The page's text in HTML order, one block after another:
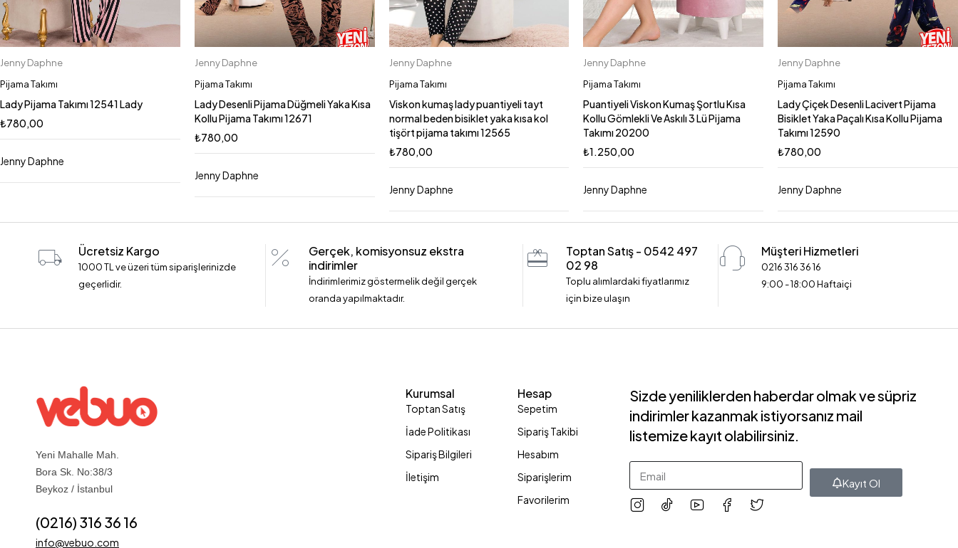
Jenny Daphne
Pijama Takımı
Lady Pijama Takımı 12541 Lady
₺780,00
Jenny Daphne
Jenny Daphne
Pijama Takımı
Lady Desenli Pijama Düğmeli Yaka Kısa
Kollu Pijama Takımı 12671
₺780,00
Jenny Daphne
Jenny Daphne
Pijama Takımı
Viskon kumaş lady puantiyeli tayt
normal beden bisiklet yaka kısa kol
tişört pijama takımı 12565
₺780,00
Jenny Daphne
Jenny Daphne
Pijama Takımı
Puantiyeli Viskon Kumaş Şortlu Kısa
Kollu Gömlekli Ve Askılı 3 Lü Pijama
Takımı 20200
₺1.250,00
Jenny Daphne
Jenny Daphne
Pijama Takımı
Lady Çiçek Desenli Lacivert Pijama
Bisiklet Yaka Paçalı Kısa Kollu Pijama
Takımı 12590
₺780,00
Jenny Daphne
Ücretsiz Kargo
1000 TL ve üzeri tüm siparişlerinizde
geçerlidir.
Gerçek, komisyonsuz ekstra
indirimler
İndirimlerimiz göstermelik değil gerçek
oranda yapılmaktadır.
Toptan Satış - 0542 497
02 98
Toplu alımlardaki fiyatlarımız
için bize ulaşın
Müşteri Hizmetleri
0216 316 36 16
9:00 - 18:00 Haftaiçi
Yeni Mahalle Mah.
Bora Sk. No:38/3
Beykoz / İstanbul
(0216) 316 36 16
info@vebuo.com
Kurumsal
Toptan Satış
İade Politikası
Sipariş Bilgileri
İletişim
Hesap
Sepetim
Sipariş Takibi
Hesabım
Siparişlerim
Favorilerim
Sizde yeniliklerden haberdar olmak ve süpriz
indirimler kazanmak istiyorsanız mail
listemize kayıt olabilirsiniz.
Kayıt Ol